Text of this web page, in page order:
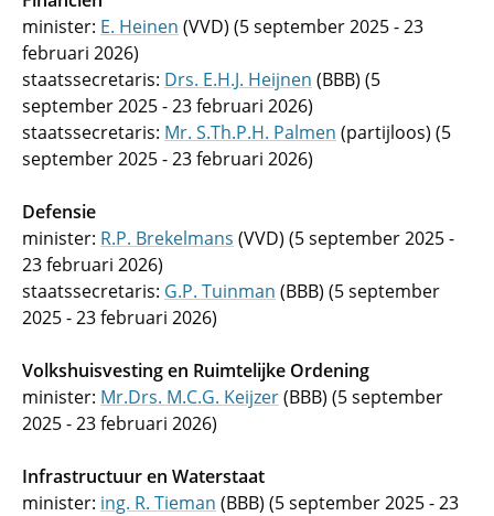
minister: E. Heinen (VVD) (5 september 2025 - 23
februari 2026)
staatssecretaris: Drs. E.H.J. Heijnen (BBB) (5
september 2025 - 23 februari 2026)
staatssecretaris: Mr. S.Th.P.H. Palmen (partijloos) (5
september 2025 - 23 februari 2026)
Defensie
minister: R.P. Brekelmans (VVD) (5 september 2025 -
23 februari 2026)
staatssecretaris: G.P. Tuinman (BBB) (5 september
2025 - 23 februari 2026)
Volkshuisvesting en Ruimtelijke Ordening
minister: Mr.Drs. M.C.G. Keijzer(BBB) (5 september
2025 - 23 februari 2026)
Infrastructuur en Waterstaat
minister: ing. R. Tieman (BBB) (5 september 2025 - 23